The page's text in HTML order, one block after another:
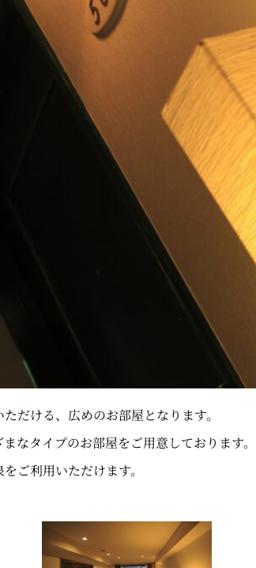
だける、広めのお部屋となります。
なタイプのお部屋をご用意しております。
ご利用いただけます。